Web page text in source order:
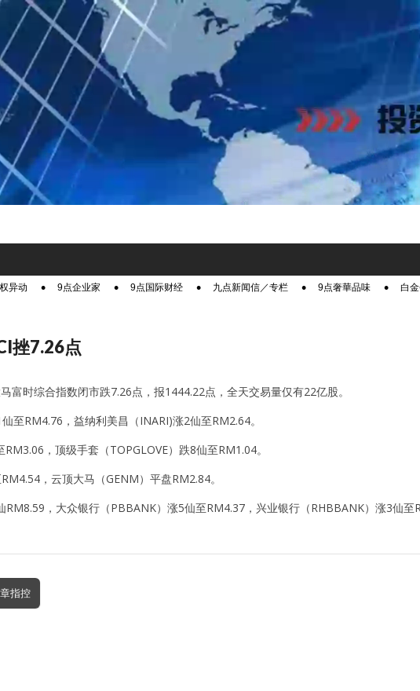
异动 9点企业家 9点国际财经 九点新闻信／专栏 9点奢華品味 白
挫7.26点
富时综合指数闭市跌7.26点，报1444.22点，全天交易量仅有22亿股。
至RM4.76，益纳利美昌（INARI)涨2仙至RM2.64。
，顶级手套（TOPGLOVE）跌8仙至RM1.04。
，云顶大马（GENM）平盘RM2.84。
RM8.59，大众银行（PBBANK）涨5仙至RM4.37，兴业银行（RHBBANK）涨3仙
指控